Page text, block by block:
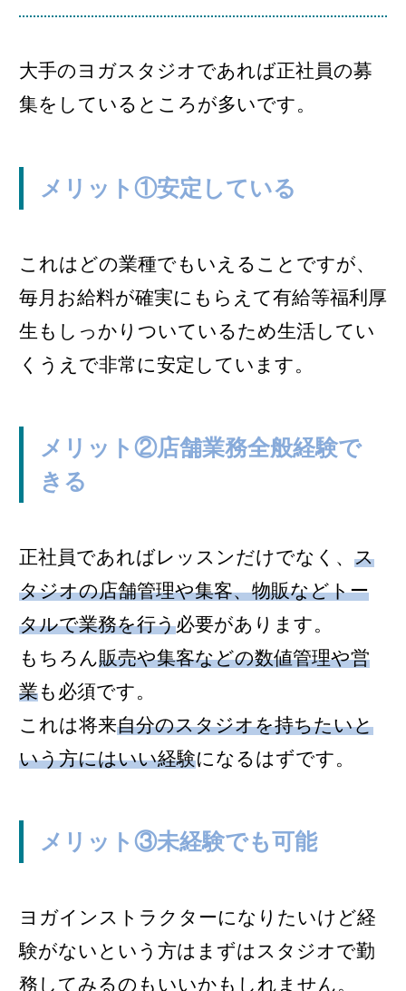
大手のヨガスタジオであれば正社員の募
集をしているところが多いです。
メリット①安定している
これはどの業種でもいえることですが、
毎月お給料が確実にもらえて有給等福利厚
生もしっかりついているため生活してい
くうえで非常に安定しています。
メリット②店舗業務全般経験で
きる
正社員であればレッスンだけでなく、 ス
タジオの店舗管理や集客、物販などトー
タルで業務を行う必要があります。
もちろん販売や集客などの数値管理や営
業も必須です。
これは将来自分のスタジオを持ちたいと
いう方にはいい経験になるはずです。
メリット③未経験でも可能
ヨガインストラクターになりたいけど経
験がないという方はまずはスタジオで勤
務してみるのもいいかもしれません。